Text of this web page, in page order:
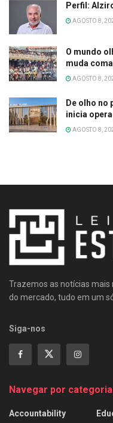
Perfil:
AGOSTO 8,
O mundo
muda
AGOSTO 8,
De olho no
inicia
AGOSTO 8,
Trazemos as notícias
do mercado, tudo em um
Siga-nos
Navegar por categoria
Accountability